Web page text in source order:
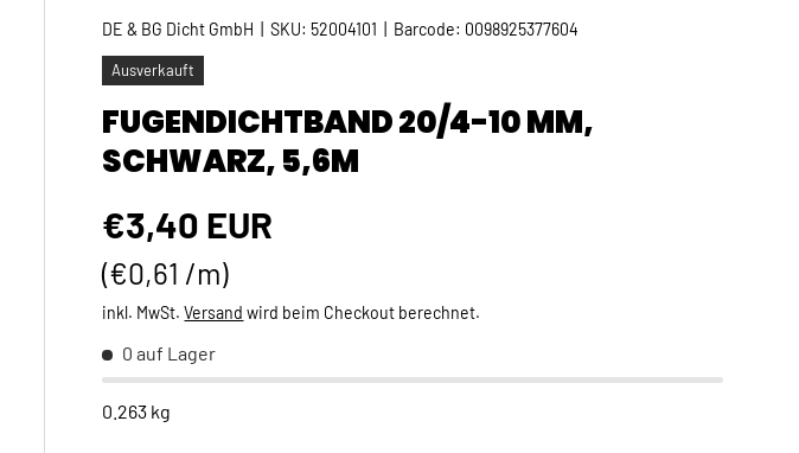
DE & BG Dicht GmbH |SKU: 52004101 Barcode: 0098925377604
Ausverkauft
FUGENDICHTBAND 20/4-10 MM,
SCHWARZ, 5,6M
Normaler Preis
€3,40 EUR
Grundpreis
€0,61 /m
inkl. MwSt.Versand wird beim Checkout berechnet.
0 auf Lager
0.263 kg